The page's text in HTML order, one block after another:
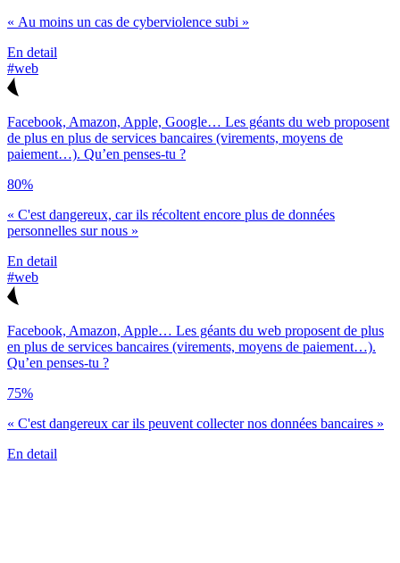
« Au moins un cas de cyberviolence subi »
En detail
#web
Facebook, Amazon, Apple, Google… Les géants du web proposent
de plus en plus de services bancaires (virements, moyens de
paiement…). Qu’en penses-tu ?
80%
« C'est dangereux, car ils récoltent encore plus de données
personnelles sur nous »
En detail
#web
Facebook, Amazon, Apple… Les géants du web proposent de plus
en plus de services bancaires (virements, moyens de paiement…).
Qu’en penses-tu ?
75%
« C'est dangereux car ils peuvent collecter nos données bancaires »
En detail